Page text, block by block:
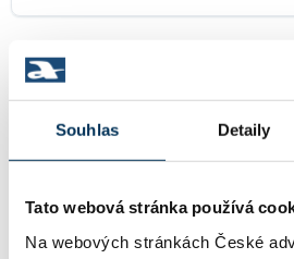
Souhlas Detaily
Tato webová stránka používá
Na webových stránkách České
ZAMĚŘENÍ
TRVALE SPOLUPRACUJE S FIRMOU